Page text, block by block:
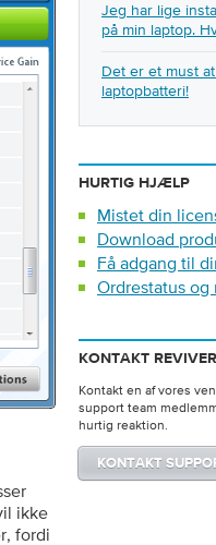
ikke
fordi
Jeg har lige
på min laptop.
Det er et must
laptopbatteri!
HURTIG HJÆLP
Mistet din
Download
Få adgang til
Ordrestatus og
KONTAKT
Kontakt en af ​​vores
support team
hurtig reaktion.
KONTAKT